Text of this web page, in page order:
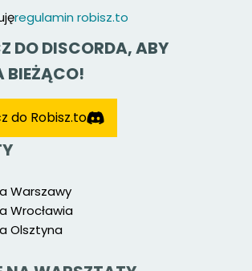
regulamin robisz.to
DO DISCORDA, ABY
BIEŻĄCO!
do Robisz.to
Warszawy
Wrocławia
Olsztyna